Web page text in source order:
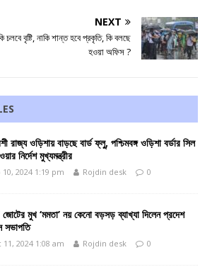
NEXT
চলবে বৃষ্টি, নাকি শান্ত হবে প্রকৃতি, কি বলছে
হওয়া অফিস ?
রাজ্য ওড়িশায় বাড়ছে বার্ড ফ্লু, পশ্চিমবঙ্গ ওড়িশা বর্ডার সিল
নির্দেশ মুখ্যমন্ত্রীর
10, 2024 1:19 pm Rojdin desk 0
জোটের মুখ ‘মমতা’ নয় কেনো বড়সড় ব্যাখ্যা দিলেন প্রদেশ
সভাপতি
11, 2024 1:08 am Rojdin desk 0